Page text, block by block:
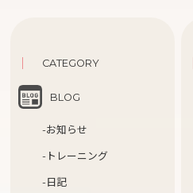
CATEGORY
BLOG
-お知らせ
-トレーニング
-日記